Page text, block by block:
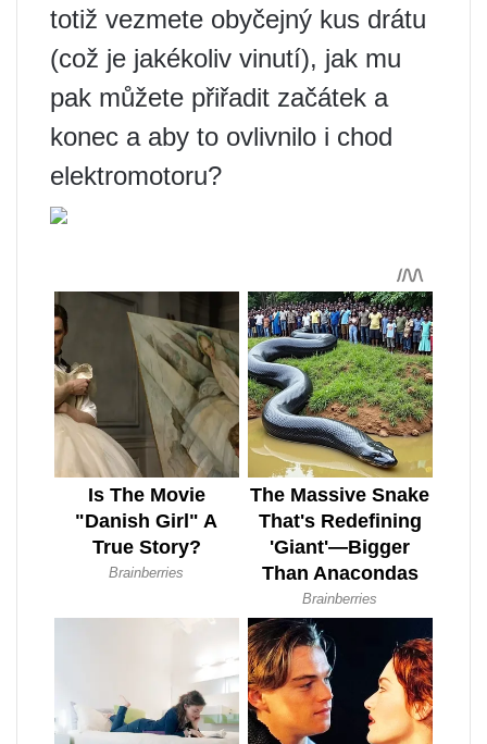
totiž vezmete obyčejný kus drátu
(což je jakékoliv vinutí), jak mu
pak můžete přiřadit začátek a
konec a aby to ovlivnilo i chod
elektromotoru?